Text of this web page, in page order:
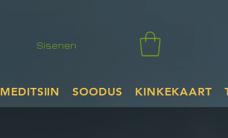
Sisenen
MEDITSIIN SOODUS KINKEKAART